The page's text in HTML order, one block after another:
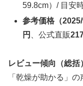
59.8cm）/ 目安
参考価格（
円
、公式直販
レビュー傾向（総括
「乾燥が助かる」